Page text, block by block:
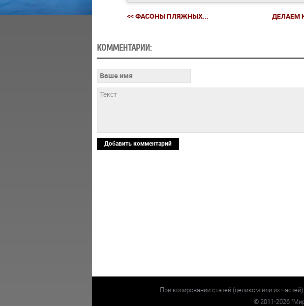
<< ФАСОНЫ ПЛЯЖНЫХ... ДЕЛАЕМ
КОММЕНТАРИИ:
Добавить комментарий
При копировании статей (целиком или их
©2011-2026